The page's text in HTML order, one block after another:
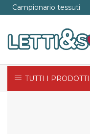
Campionario tessuti
TUTTI I PRODOTTI